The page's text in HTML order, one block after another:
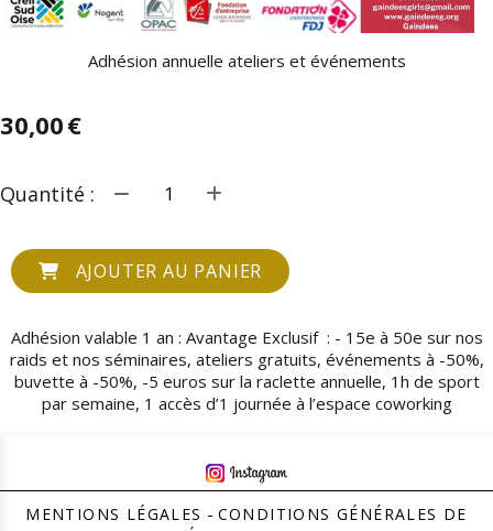
Adhésion annuelle ateliers et événements
30,00€
Quantité :
AJOUTER AU PANIER
Adhésion valable 1 an : Avantage Exclusif : - 15e à 50e sur nos
raids et nos séminaires, ateliers gratuits, événements à -50%,
buvette à -50%, -5 euros sur la raclette annuelle, 1h de sport
par semaine, 1 accès d’1 journée à l’espace coworking
MENTIONS LÉGALES
CONDITIONS GÉNÉRALES DE